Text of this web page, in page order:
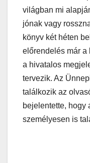
világban mi
jónak vagy
könyv két héten
előrendelés már a
a hivatalos
tervezik. Az
találkozik az
bejelentette, hogy
személyesen is